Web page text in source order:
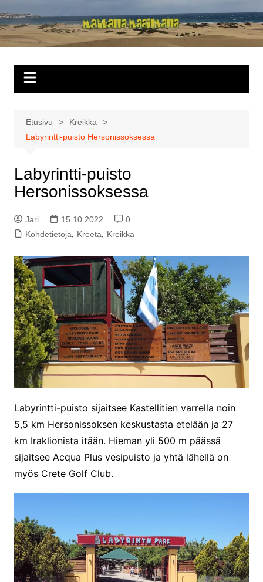
sisältöön
Matkalla
maailmalla
Etusivu
Kreikka
Labyrintti-puisto Hersonissoksessa
Labyrintti-puisto
Hersonissoksessa
Jari 15.10.2022
0
Kohdetietoja
Kreeta Kreikka
Labyrintti-puisto sijaitsee Kastellitien varrella noin
5,5 km Hersonissoksen keskustasta etelään ja 27
km Iraklionista itään. Hieman yli 500 m päässä
sijaitsee Acqua Plus vesipuisto ja yhtä lähellä on
myös Crete Golf Club.